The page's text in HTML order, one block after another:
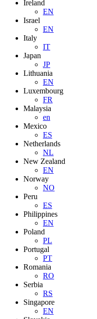
Ireland
EN
Israel
EN
Italy
IT
Japan
JP
Lithuania
EN
Luxembourg
FR
Malaysia
en
Mexico
ES
Netherlands
NL
New Zealand
EN
Norway
NO
Peru
ES
Philippines
EN
Poland
PL
Portugal
PT
Romania
RO
Serbia
RS
Singapore
EN